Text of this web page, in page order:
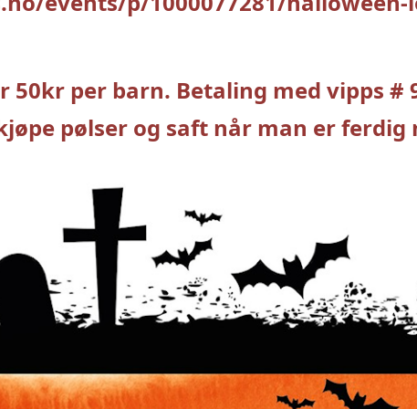
per barn. Betaling med vipps #
pølser og saft når man er ferdig